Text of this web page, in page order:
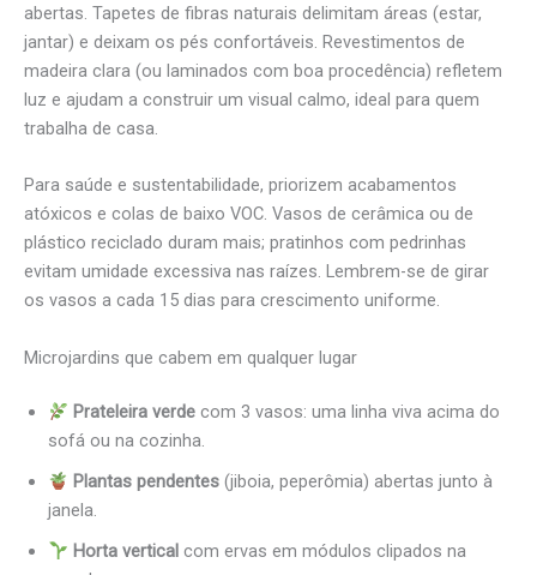
abertas. Tapetes de fibras naturais delimitam áreas (estar,
jantar) e deixam os pés confortáveis. Revestimentos de
madeira clara (ou laminados com boa procedência) refletem
luz e ajudam a construir um visual calmo, ideal para quem
trabalha de casa.
Para saúde e sustentabilidade, priorizem acabamentos
atóxicos e colas de baixo VOC. Vasos de cerâmica ou de
plástico reciclado duram mais; pratinhos com pedrinhas
evitam umidade excessiva nas raízes. Lembrem-se de girar
os vasos a cada 15 dias para crescimento uniforme.
Microjardins que cabem em qualquer lugar
Prateleira verdecom 3 vasos: uma linha viva acima do
sofá ou na cozinha.
Plantas pendentes(jiboia, peperômia) abertas junto à
janela.
Horta vertical com ervas em módulos clipados na